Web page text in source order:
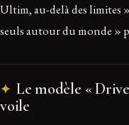
Ultim, au-delà des limites
seuls autour du monde »
Le modèle «
voile